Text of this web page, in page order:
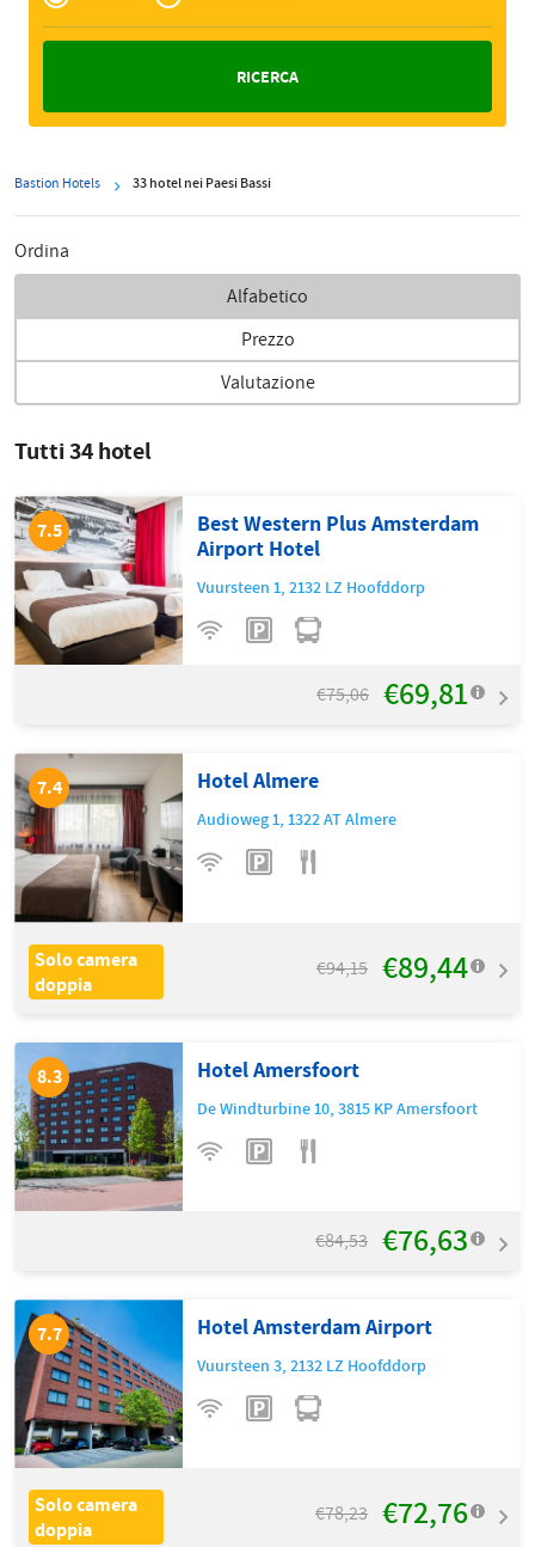
Zakelijk
Bastion Hotels 33 hotel nei Paesi Bassi
Ordina
Alfabetico
Prezzo
Valutazione
Tutti 34 hotel
7.5
Best Western Plus Amsterdam
Airport Hotel
Vuursteen 1,2132 LZ Hoofddorp
€75,06 €69,81
7.7 Hotel Amsterdam Airport
Vuursteen 3,2132 LZ Hoofddorp
Solo camera
doppia
€78,23 €72,76
8.3 Hotel Amersfoort
De Windturbine 10,3815 KPAmersfoort
€84,53 €76,63
7.4 Hotel Almere
Audioweg 1,1322 ATAlmere
Solo camera
doppia
€94,15 €89,44